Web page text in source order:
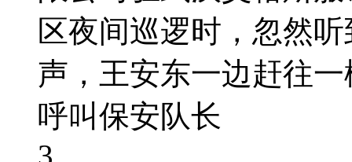
区夜间巡逻时，忽然
声，王安东一边赶往
呼叫保安队长
3